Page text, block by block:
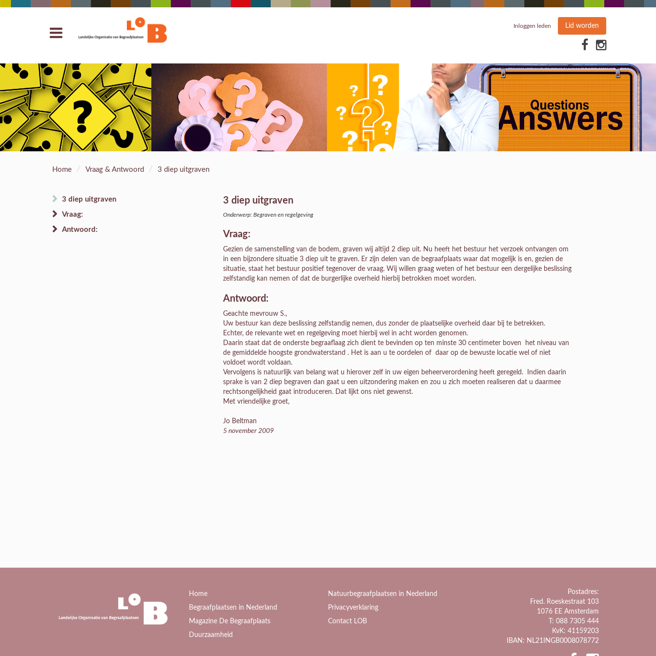
Inloggen leden Lid worden
Home / Vraag & Antwoord / 3 diep uitgraven
3 diep uitgraven
Vraag:
Antwoord:
3 diep uitgraven
Onderwerp: Begraven en regelgeving
Vraag:
Gezien de samenstelling van de bodem, graven wij altijd 2 diep uit. Nu heeft het bestuur het verzoek ontvangen om
in een bijzondere situatie 3 diep uit te graven. Er zijn delen van de begraafplaats waar dat mogelijk is en, gezien de
situatie, staat het bestuur positief tegenover de vraag. Wij willen graag weten of het bestuur een dergelijke beslissing
zelfstandig kan nemen of dat de burgerlijke overheid hierbij betrokken moet worden.
Antwoord:
Geachte mevrouw S.,
Uw bestuur kan deze beslissing zelfstandig nemen, dus zonder de plaatselijke overheid daar bij te betrekken.
Echter, de relevante wet en regelgeving moet hierbij wel in acht worden genomen.
Daarin staat dat de onderste begraaflaag zich dient te bevinden op ten minste 30 centimeter boven het niveau van
de gemiddelde hoogste grondwaterstand . Het is aan u te oordelen of daar op de bewuste locatie wel of niet
voldoet wordt voldaan.
Vervolgens is natuurlijk van belang wat u hierover zelf in uw eigen beheerverordening heeft geregeld. Indien daarin
sprake is van 2 diep begraven dan gaat u een uitzondering maken en zou u zich moeten realiseren dat u daarmee
rechtsongelijkheid gaat introduceren. Dat lijkt ons niet gewenst.
Met vriendelijke groet,
Jo Beltman
5 november 2009
Home
Begraafplaatsen in Nederland
Magazine De Begraafplaats
Duurzaamheid
Natuurbegraafplaatsen in Nederland
Privacyverklaring
Contact LOB
Postadres:
Fred. Roeskestraat 103
1076 EE Amsterdam
T: 088 7305 444
KvK: 41159203
IBAN: NL21INGB0008078772